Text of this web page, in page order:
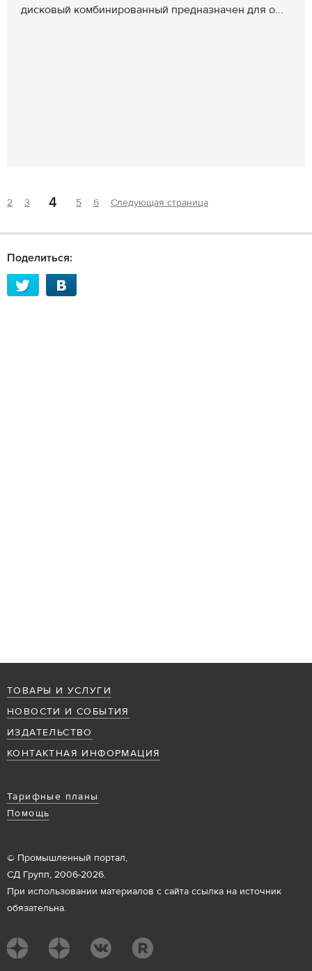
дисковый комбинированный предназначен для о...
2 3 4 5 6 Следующая страница
Поделиться:
ТОВАРЫ И УСЛУГИ
НОВОСТИ И СОБЫТИЯ
ИЗДАТЕЛЬСТВО
КОНТАКТНАЯ ИНФОРМАЦИЯ
Тарифные планы
Помощь
© Промышленный портал,
СД Групп, 2006-2026.
При использовании материалов с сайта ссылка на источник
обязательна.